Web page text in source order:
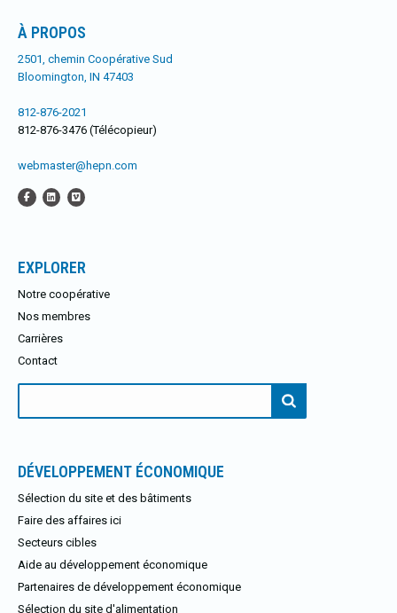
À PROPOS
2501, chemin Coopérative Sud
Bloomington, IN 47403
812-876-2021
812-876-3476 (Télécopieur)
webmaster@hepn.com
EXPLORER
Notre coopérative
Nos membres
Carrières
Contact
DÉVELOPPEMENT ÉCONOMIQUE
Sélection du site et des bâtiments
Faire des affaires ici
Secteurs cibles
Aide au développement économique
Partenaires de développement économique
Sélection du site d'alimentation